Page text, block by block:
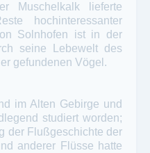
Muschelkalk lieferte
hochinteressanter
Solnhofen ist in der
seine Lebewelt des
gefundenen Vögel.
im Alten Gebirge und
studiert worden;
der Flußgeschichte der
anderer Flüsse hatte